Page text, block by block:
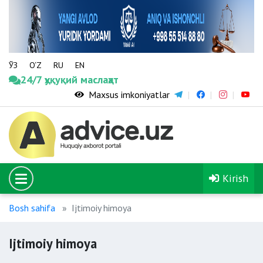
ЎЗ O‘Z RU EN
24/7 ҳуқуқий маслаҳат
Maxsus imkoniyatlar
Kirish
Bosh sahifa Ijtimoiy himoya
Ijtimoiy himoya